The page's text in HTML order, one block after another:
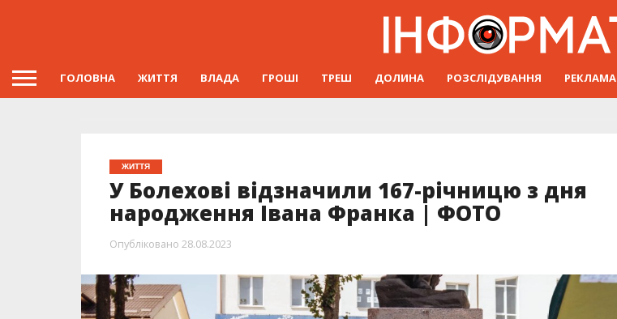
ГОЛОВНА ЖИТТЯ ВЛАДА ГРОШІ ТРЕШ ДОЛИНА РОЗСЛІДУВАННЯ РЕКЛАМА
ЖИТТЯ
У Болехові відзначили 167-річницю з дня
народження Івана Франка | ФОТО
Опубліковано 28.08.2023